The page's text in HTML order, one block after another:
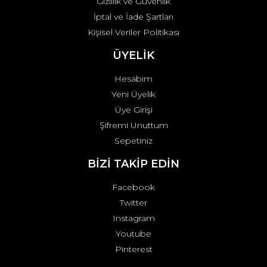
İptal ve İade Şartları
Kişisel Veriler Politikası
ÜYELİK
Hesabım
Yeni Üyelik
Üye Girişi
Şifremi Unuttum
Sepetiniz
BİZİ TAKİP EDİN
Facebook
Twitter
Instagram
Youtube
Pinterest